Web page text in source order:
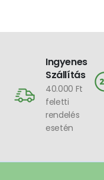
Ingyenes
Szállítás
40.000 Ft
feletti
rendelés
esetén